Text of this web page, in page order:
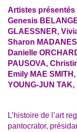
Artistes présentés
Genesis
GLAESSNER,
Sharon
Danielle
PAUSOVA,
Emily MAE
YOUNG-JUN
L’histoire de l’art
pantocrator,